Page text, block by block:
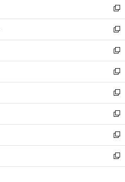
く
で
開
く
ィ
ン
ド
ウ
で
開
く
い
ウ
ィ
ン
ド
ウ
で
開
く
新
し
い
ウ
ィ
ン
ド
ウ
で
開
く
新
し
い
ウ
ィ
ン
ド
ウ
で
開
く
新
し
い
ウ
ィ
ン
ド
ウ
で
開
く
新
し
い
ウ
ィ
ン
ド
ウ
で
開
新
し
い
ウ
ィ
ン
ド
ウ
新
し
い
ウ
ィ
ン
新
し
い
ウ
新
し